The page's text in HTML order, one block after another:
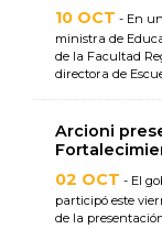
10 OCT - En
ministra de
de la Facultad
directora de
Arcioni
02 OCT - El
participó este
de la